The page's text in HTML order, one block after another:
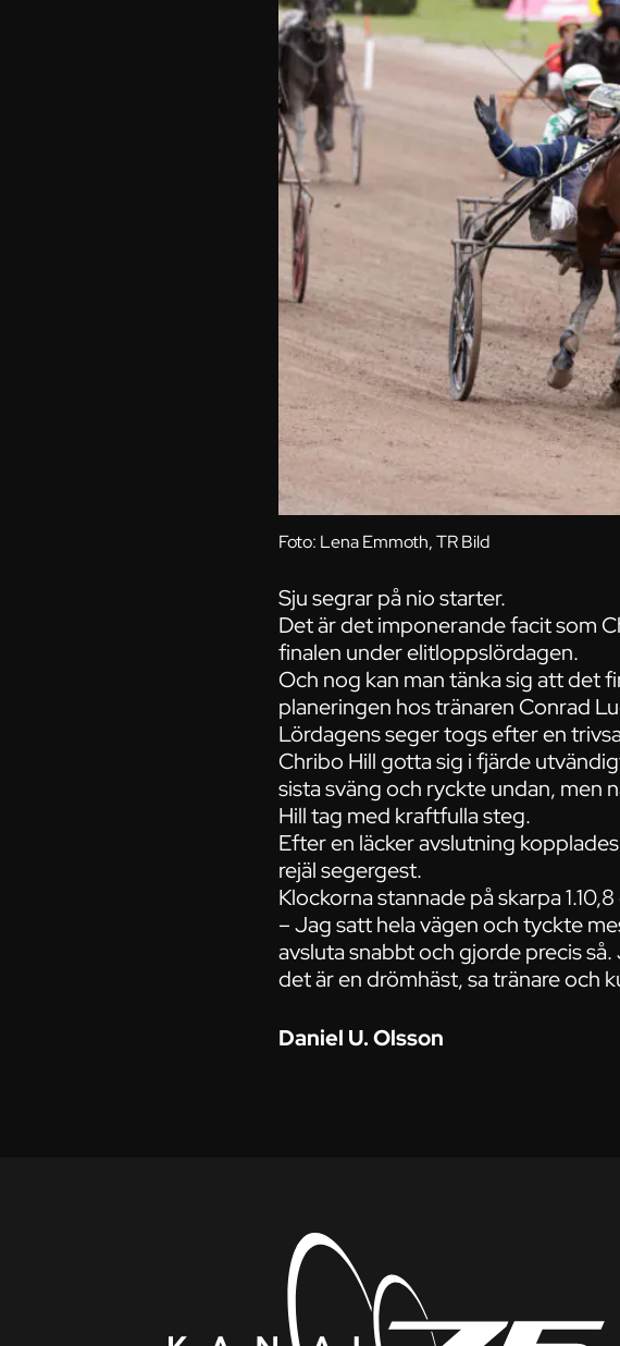
Foto: Lena Emmoth, TR Bild
Sju segrar på nio starter.
Det är det imponerande facit som
finalen under elitloppslördagen.
Och nog kan man tänka sig att
planeringen hos tränaren Conrad
Lördagens seger togs efter en
Chribo Hill gotta sig i fjärde
sista sväng och ryckte undan, men
Hill tag med kraftfulla steg.
Efter en läcker avslutning
rejäl segergest.
Klockorna stannade på skarpa
– Jag satt hela vägen och tyckte
avsluta snabbt och gjorde precis
det är en drömhäst, sa tränare och
Daniel U. Olsson